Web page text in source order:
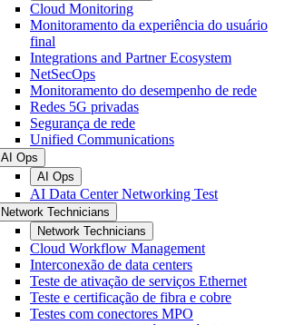
Cloud Monitoring
Monitoramento da experiência do usuário
final
Integrations and Partner Ecosystem
NetSecOps
Monitoramento do desempenho de rede
Redes 5G privadas
Segurança de rede
Unified Communications
AI Ops
AI Ops
AI Data Center Networking Test
Network Technicians
Network Technicians
Cloud Workflow Management
Interconexão de data centers
Teste de ativação de serviços Ethernet
Teste e certificação de fibra e cobre
Testes com conectores MPO